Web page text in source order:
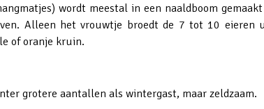
wordt meestal in een naaldboom
Alleen het vrouwtje broedt de 7 tot 10
of oranje kruin.
grotere aantallen als wintergast, maar zeldzaam.